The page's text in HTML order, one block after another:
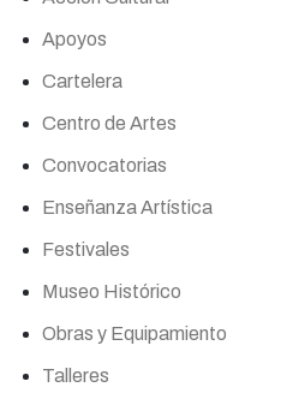
Apoyos
Cartelera
Centro de Artes
Convocatorias
Enseñanza Artística
Festivales
Museo Histórico
Obras y Equipamiento
Talleres